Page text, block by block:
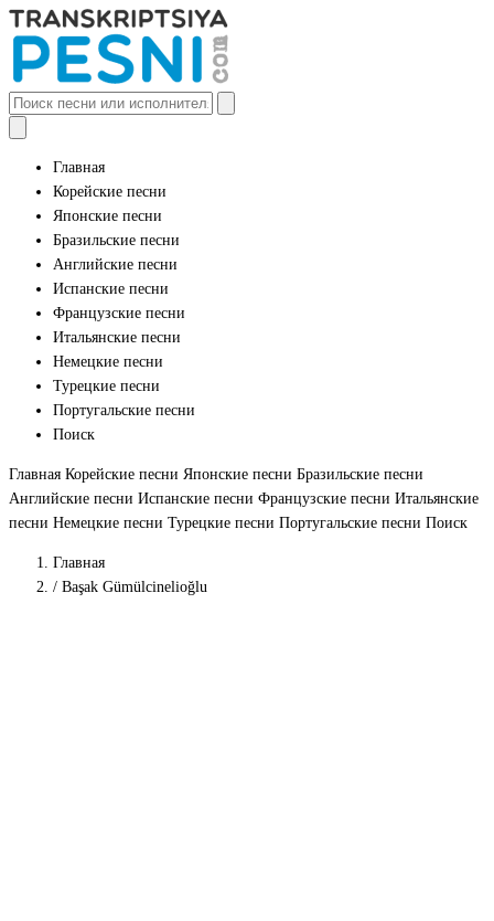
Главная
Корейские песни
Японские песни
Бразильские песни
Английские песни
Испанские песни
Французские песни
Итальянские песни
Немецкие песни
Турецкие песни
Португальские песни
Поиск
Главная Корейские песни Японские песни Бразильские песни
Английские песни Испанские песни Французские песни Итальянские
песни Немецкие песни Турецкие песни Португальские песни Поиск
Главная
/ Başak Gümülcinelioğlu